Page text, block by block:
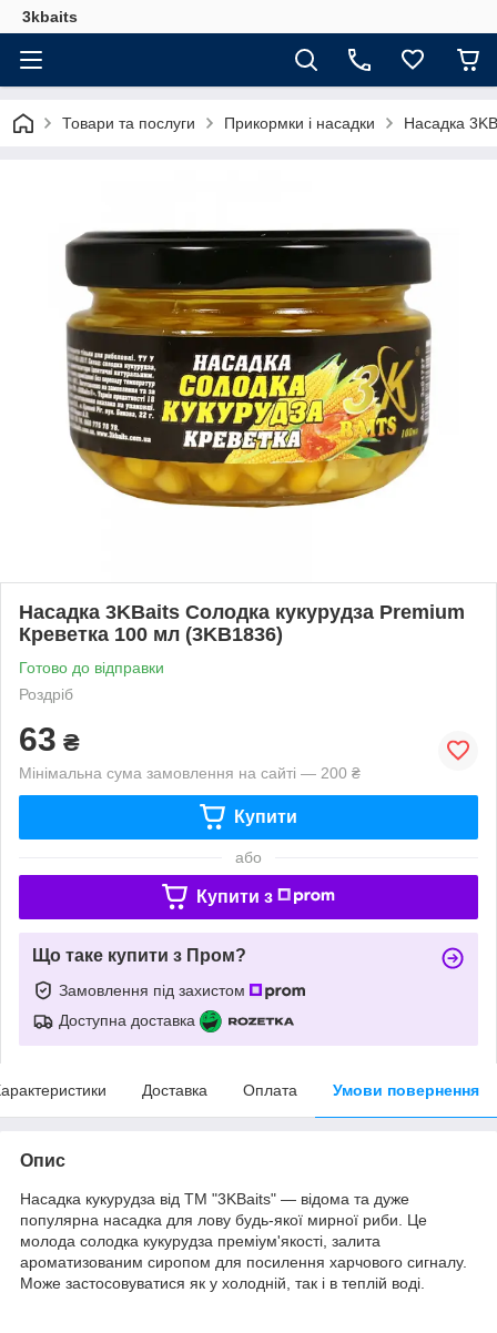
3kbaits
Товари та послуги Прикормки і насадки Насадка
Насадка 3KBaits Солодка кукурудза Premium
Креветка 100 мл (3KB1836)
Готово до відправки
Роздріб
63 ₴
Мінімальна сума замовлення на сайті — 200 ₴
Купити
або
Купити з
Що таке купити з Пром?
Замовлення під захистом
Доступна доставка
Доставка Оплата Умови повернення
Опис
Насадка кукурудза від ТМ "3KBaits" — відома та дуже
популярна насадка для лову будь-якої мирної риби. Це
молода солодка кукурудза преміум'якості, залита
ароматизованим сиропом для посилення харчового сигналу.
Може застосовуватися як у холодній, так і в теплій воді.